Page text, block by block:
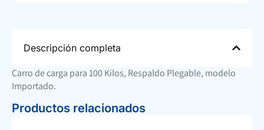
Descripción completa
Carro de carga para 100 Kilos, Respaldo Plegable, modelo
Importado.
Productos relacionados